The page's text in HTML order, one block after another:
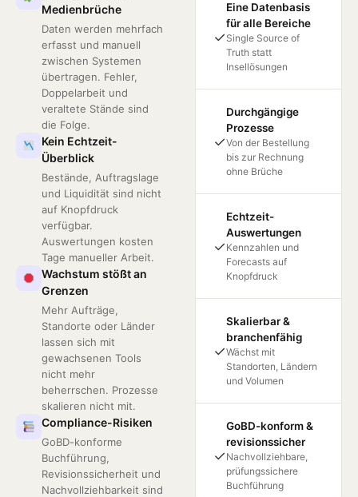
Medienbrüche
Daten werden mehrfach
erfasst und manuell
zwischen Systemen
übertragen. Fehler,
Doppelarbeit und
veraltete Stände sind
die Folge.
Kein Echtzeit-
Überblick
Bestände, Auftragslage
und Liquidität sind nicht
auf Knopfdruck
verfügbar.
Auswertungen kosten
Tage manueller Arbeit.
Wachstum stößt an
Grenzen
Mehr Aufträge,
Standorte oder Länder
lassen sich mit
gewachsenen Tools
nicht mehr
beherrschen. Prozesse
skalieren nicht mit.
Compliance-Risiken
GoBD-konforme
Buchführung,
Revisionssicherheit und
Nachvollziehbarkeit sind
✓
Eine Datenbasis
für alle Bereiche
Single Source of
Truth statt
Insellösungen
✓
Durchgängige
Prozesse
Von der Bestellung
bis zur Rechnung
ohne Brüche
✓
Echtzeit-
Auswertungen
Kennzahlen und
Forecasts auf
Knopfdruck
✓
Skalierbar &
branchenfähig
Wächst mit
Standorten, Ländern
und Volumen
✓
GoBD-konform &
revisionssicher
Nachvollziehbare,
prüfungssichere
Buchführung